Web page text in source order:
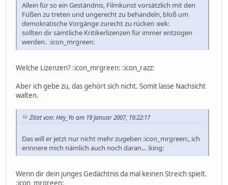
Allein für so ein Geständnis, Filmkunst vorsätzlich mit den
Füßen zu treten und ungerecht zu behandeln, bloß um
demokratische Vorgänge zurecht zu rücken :eek:
sollten dir sämtliche Kritikerlizenzen für immer entzogen
werden. :icon_mrgreen:
Welche Lizenzen? :icon_mrgreen: :icon_razz:
Aber ich gebe zu, das gehört sich nicht. Somit lasse Nachsicht
walten.
Zitat von: Hey_Yo am 19 Januar 2007, 19:22:17
Das will er jetzt nur nicht mehr zugeben :icon_mrgreen:, ich
erinnere mich nämlich auch noch daran... :king:
Wenn dir dein junges Gedächtnis da mal keinen Streich spielt.
:icon_mrgreen: